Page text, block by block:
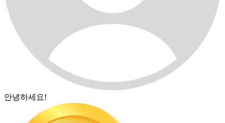
안녕하세요!